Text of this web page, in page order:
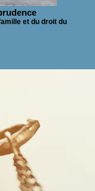
et du droit du